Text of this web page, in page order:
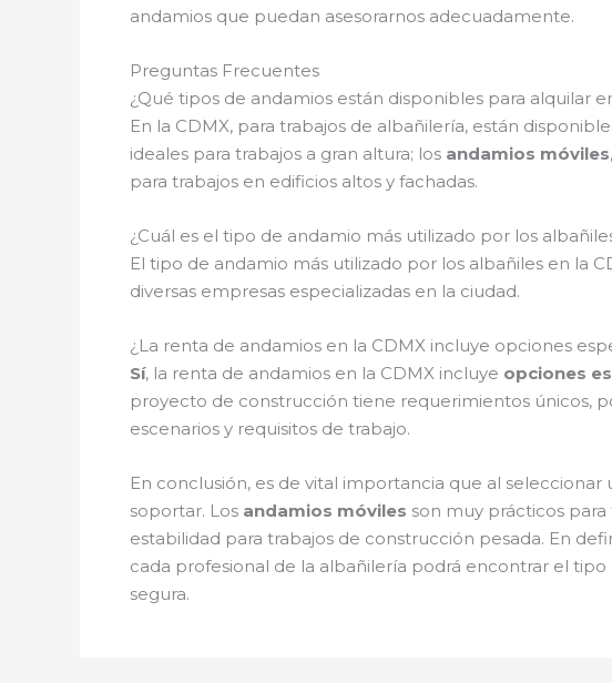
andamios que puedan asesorarnos adecuadamente.
Preguntas Frecuentes
¿Qué tipos de andamios están disponibles para alquilar
En la CDMX, para trabajos de albañilería, están
ideales para trabajos a gran altura; los andamios móviles
para trabajos en edificios altos y fachadas.
¿Cuál es el tipo de andamio más utilizado por los
El tipo de andamio más utilizado por los albañiles en la
diversas empresas especializadas en la ciudad.
¿La renta de andamios en la CDMX incluye opciones
Sí, la renta de andamios en la CDMX incluye opciones
proyecto de construcción tiene requerimientos únicos,
escenarios y requisitos de trabajo.
En conclusión, es de vital importancia que al
soportar. Los andamios móviles son muy prácticos
estabilidad para trabajos de construcción pesada. En
cada profesional de la albañilería podrá encontrar el
segura.